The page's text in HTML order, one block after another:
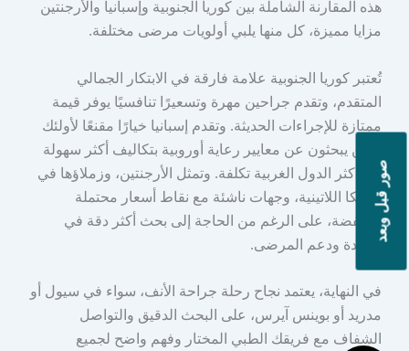
هذه المقارنة الشاملة بين كوريا الجنوبية وإسبانيا والأرجنتين
مزايا مميزة، كل منها يلبي أولويات مرضى مختلفة.
تُعتبر كوريا الجنوبية علامة فارقة في الابتكار الجمالي
المتقدم، وتقدم جراحين مهرة وتسعيرًا تنافسيًا يوفر قيمة
ممتازة للإجراءات الحديثة. وتقدم إسبانيا خيارًا مقنعًا لأولئك
الذين يبحثون عن معايير رعاية أوروبية بتكاليف أكثر سهولة
من أكثر الدول الغربية تكلفة. وتمثل الأرجنتين، وزملاؤها في
أمريكا اللاتينية، وجهات ناشئة مع نقاط أسعار محتملة
منخفضة، على الرغم من الحاجة إلى بحث أكثر دقة في
الجودة ودعم المرضى.
في النهاية، يعتمد نجاح رحلة جراحة الأنف، سواء في سيول أو
مدريد أو بوينس آيرس، على البحث الدقيق والتواصل
الشفاف مع فريقك الطبي المختار وفهم واضح لجميع
صور قبل وبعد